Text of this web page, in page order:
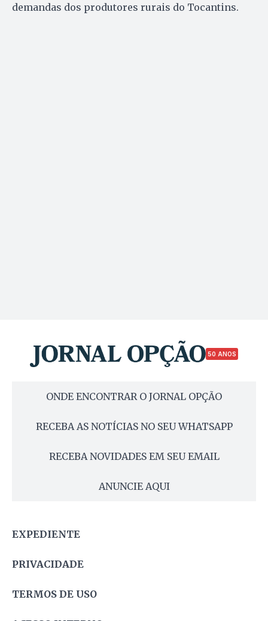
demandas dos produtores rurais do Tocantins.
50 ANOS
ONDE ENCONTRAR O JORNAL OPÇÃO
RECEBA AS NOTÍCIAS NO SEU WHATSAPP
RECEBA NOVIDADES EM SEU EMAIL
ANUNCIE AQUI
EXPEDIENTE
PRIVACIDADE
TERMOS DE USO